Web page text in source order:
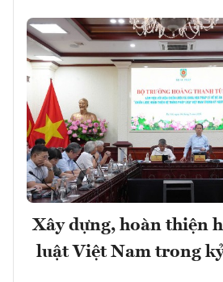
Xây dựng, hoàn thiện
luật Việt Nam trong